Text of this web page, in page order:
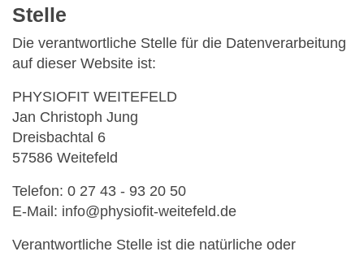
Stelle
Die verantwortliche Stelle für die Datenverarbeitung
auf dieser Website ist:
PHYSIOFIT WEITEFELD
Jan Christoph Jung
Dreisbachtal 6
57586 Weitefeld
Telefon: 0 27 43 - 93 20 50
E-Mail: info@physiofit-weitefeld.de
Verantwortliche Stelle ist die natürliche oder